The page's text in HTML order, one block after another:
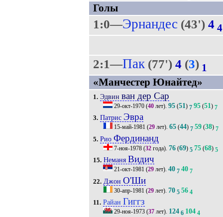
Голы
1:0—Эрнандес(43') 4 4
2:1—Пак(77') 4 (3) 1
«Манчестер Юнайтед»
1. Эдвин ван дер Сар
29-окт-1970(40лет). 95(51) 7 95(51) 7
3. Патрис Эвра
15-май-1981 (29лет). 65(44) 7 59(38) 7
5. Рио Фердинанд
7-ноя-1978(32года). 76(69) 5 75(68) 5
15. Неманя Видич
21-окт-1981 (29лет). 40 7 40 7
22. Джон О'Ши
30-апр-1981 (29лет). 70 5 56 4
11. Райан Гиггз
29-ноя-1973(37лет). 124 6 104 4